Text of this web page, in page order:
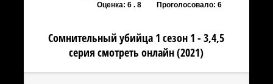
Оценка: 6 . 8 Проголосовало: 6
Сомнительный убийца 1 сезон 1 - 3,4,5
серия смотреть онлайн (2021)